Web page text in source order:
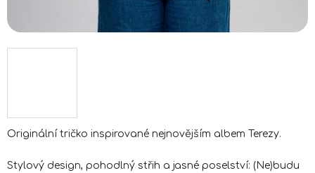
Originální tričko inspirované nejnovějším albem Terezy.
Stylový design, pohodlný střih a jasné poselství: (Ne)budu